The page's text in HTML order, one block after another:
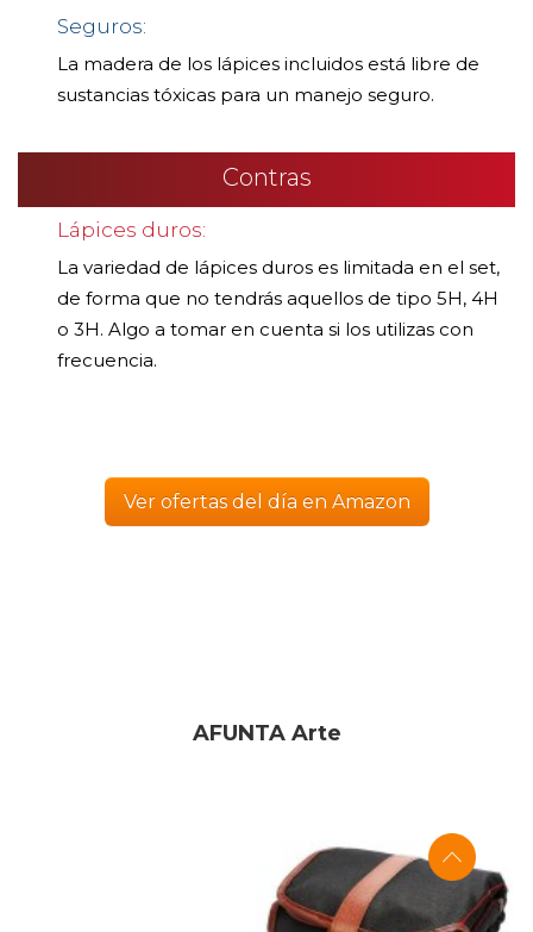
Seguros:
La madera de los lápices incluidos está libre de
sustancias tóxicas para un manejo seguro.
Contras
Lápices duros:
La variedad de lápices duros es limitada en el set,
de forma que no tendrás aquellos de tipo 5H, 4H
o 3H. Algo a tomar en cuenta si los utilizas con
frecuencia.
Ver ofertas del día en Amazon
AFUNTA Arte